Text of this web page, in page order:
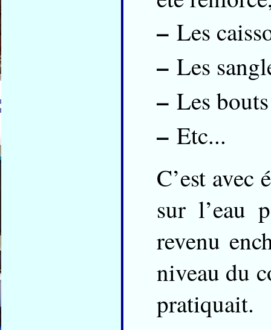
–Les
–Les
–Les bouts
–Etc...
C’est avec
sur l’eau
revenu
niveau du
pratiquait.